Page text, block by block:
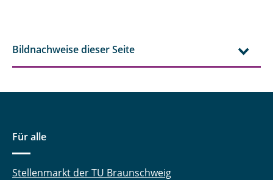
Bildnachweise dieser Seite
Für alle
Stellenmarkt der TU Braunschweig